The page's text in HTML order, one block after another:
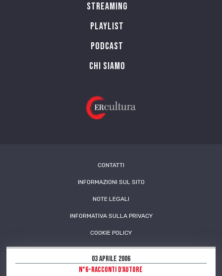
03 Aprile 2006
N°6-RACCONTI D'AUTORE
Streaming
Playlist
PODCAST
Chi siamo
CONTATTI
INFORMAZIONI SUL SITO
NOTE LEGALI
INFORMATIVA SULLA PRIVACY
COOKIE POLICY